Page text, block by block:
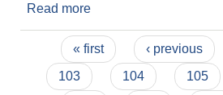
Read more
Pages« first ‹ previous
103
104 105